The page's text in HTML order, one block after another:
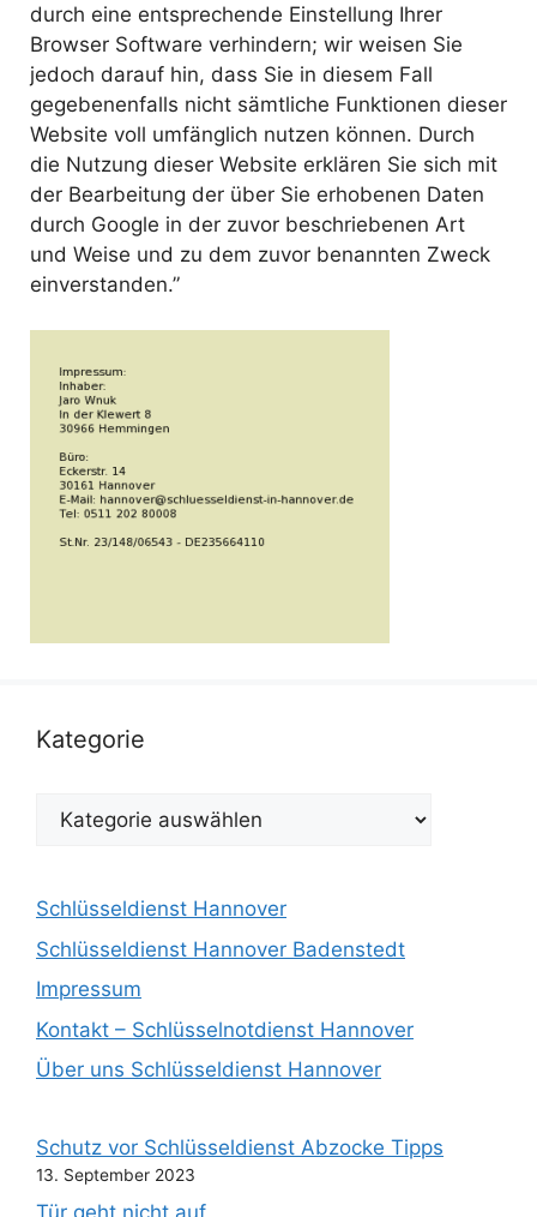
durch eine entsprechende Einstellung Ihrer
Browser Software verhindern; wir weisen Sie
jedoch darauf hin, dass Sie in diesem Fall
gegebenenfalls nicht sämtliche Funktionen dieser
Website voll umfänglich nutzen können. Durch
die Nutzung dieser Website erklären Sie sich mit
der Bearbeitung der über Sie erhobenen Daten
durch Google in der zuvor beschriebenen Art
und Weise und zu dem zuvor benannten Zweck
einverstanden.”
Kategorie
Kategorie
Schlüsseldienst Hannover
Schlüsseldienst Hannover Badenstedt
Impressum
Kontakt – Schlüsselnotdienst Hannover
Über uns Schlüsseldienst Hannover
Schutz vor Schlüsseldienst Abzocke Tipps
13. September 2023
Tür geht nicht auf